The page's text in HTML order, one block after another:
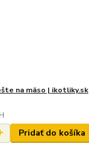
na mäso | ikotliky.sk
Pridať do košíka